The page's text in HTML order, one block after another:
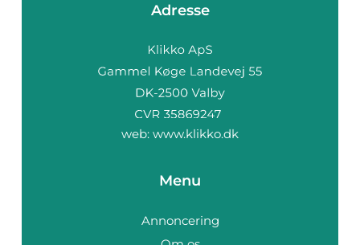
Adresse
web: www.klikko.dk
Menu
Annoncering